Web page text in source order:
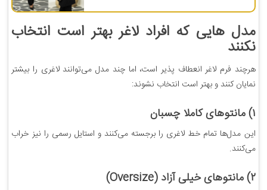
مدل هایی که افراد لاغر بهتر است انتخاب
نکنند
هرچند فرم لاغر انعطاف پذیر است، اما چند مدل می‌توانند لاغری را بیشتر
نمایان کنند و بهتر است انتخاب نشوند:
۱) مانتوهای کاملا چسبان
این مدل‌ها تمام خط لاغری را برجسته می‌کنند و استایل رسمی را نیز خراب
می‌کنند.
۲) مانتوهای خیلی آزاد (Oversize)